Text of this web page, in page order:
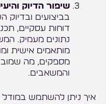
שיפור הדיוק
בביצועים ובדיוק
דוחות עסקיים,
נתונים מעמיק.
מותאמים אישית
מספקים, מה
והמשאבים.
איך ניתן להשתמש